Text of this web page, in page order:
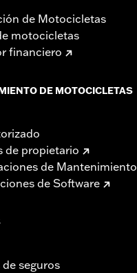
de Motocicletas
motocicletas
financiero
DE MOTOCICLETAS
de propietario
de Mantenimiento
de Software
seguros